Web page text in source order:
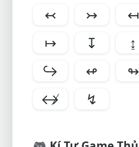
↢
↣ ↤
↦
↧ ↨
↪
↫ ↬
↮
↯